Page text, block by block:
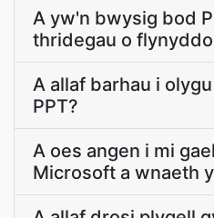
A yw'n bwysig bod
thridegau o
A allaf barhau i
PPT?
A oes angen i mi
Microsoft a wnaeth